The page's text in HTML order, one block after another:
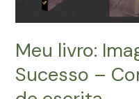
Meu livro:
Sucesso –